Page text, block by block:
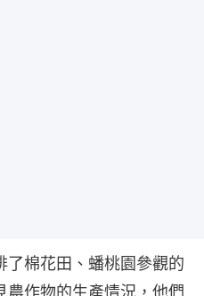
了棉花田、蟠桃園參觀的